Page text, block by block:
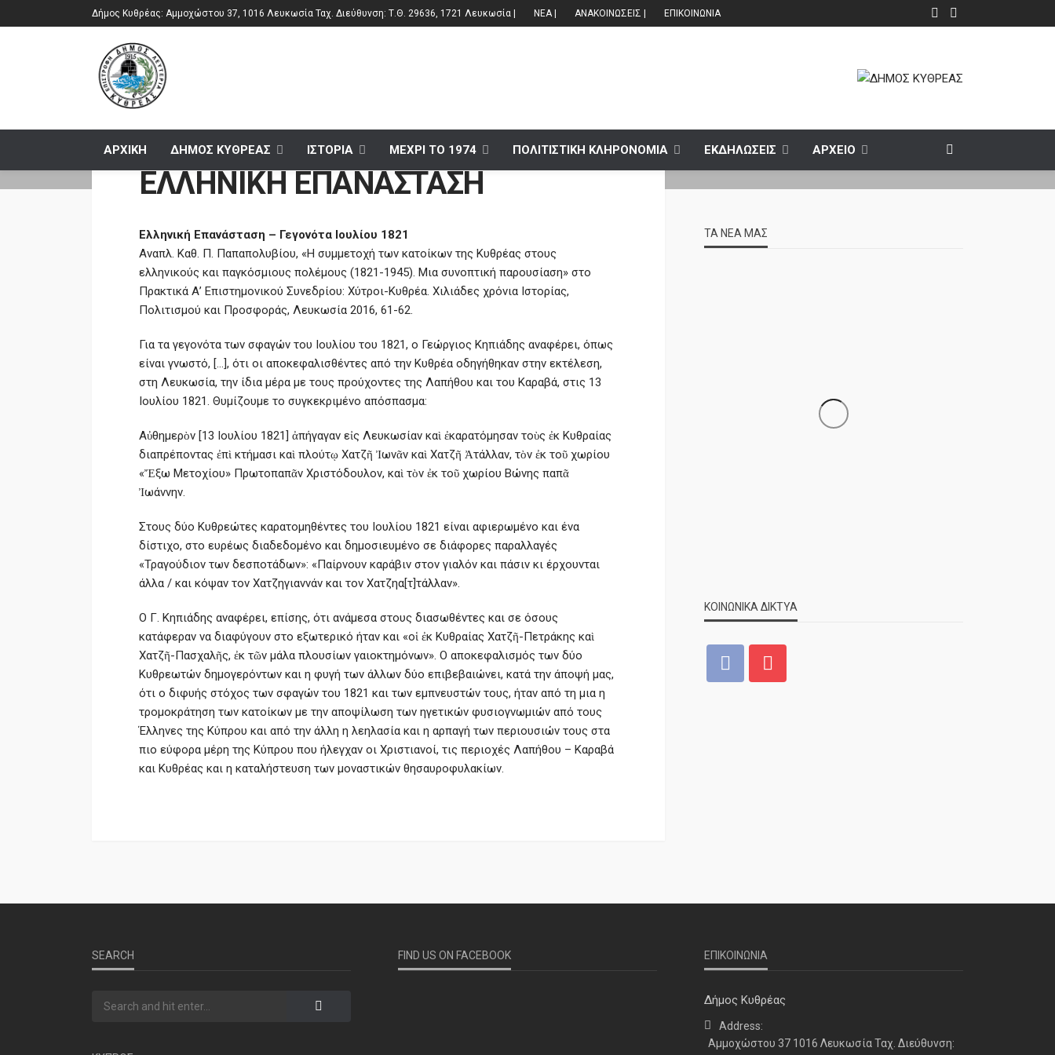
Δήμος Κυθρέας: Αμμοχώστου 37, 1016 Λευκωσία Ταχ. Διεύθυνση: Τ.Θ. 29636, 1721 Λευκωσία | ΝΕΑ | ΑΝΑΚΟΙΝΩΣΕΙΣ | ΕΠΙΚΟΙΝΩΝΙΑ
ΑΡΧΙΚΗ ΔΗΜΟΣ ΚΥΘΡΕΑΣ ΙΣΤΟΡΙΑ ΜΕΧΡΙ ΤΟ 1974 ΠΟΛΙΤΙΣΤΙΚΗ ΚΛΗΡΟΝΟΜΙΑ ΕΚΔΗΛΩΣΕΙΣ ΑΡΧΕΙΟ
ΕΛΛΗΝΙΚΗ ΕΠΑΝΑΣΤΑΣΗ
ΕΛΛΗΝΙΚΗ ΕΠΑΝΑΣΤΑΣΗ
Ελληνική Επανάσταση – Γεγονότα Ιουλίου 1821
Αναπλ. Καθ. Π. Παπαπολυβίου, «Η συμμετοχή των κατοίκων της Κυθρέας στους
ελληνικούς και παγκόσμιους πολέμους (1821-1945). Μια συνοπτική παρουσίαση» στο
Πρακτικά Α’ Επιστημονικού Συνεδρίου: Χύτροι-Κυθρέα. Χιλιάδες χρόνια Ιστορίας,
Πολιτισμού και Προσφοράς, Λευκωσία 2016, 61-62.
Για τα γεγονότα των σφαγών του Ιουλίου του 1821, ο Γεώργιος Κηπιάδης αναφέρει, όπως
είναι γνωστό, […], ότι οι αποκεφαλισθέντες από την Κυθρέα οδηγήθηκαν στην εκτέλεση,
στη Λευκωσία, την ίδια μέρα με τους προύχοντες της Λαπήθου και του Καραβά, στις 13
Ιουλίου 1821. Θυμίζουμε το συγκεκριμένο απόσπασμα:
Αὐθημερὸν [13 Ιουλίου 1821] ἀπήγαγαν εἰς Λευκωσίαν καὶ ἐκαρατόμησαν τοὺς ἐκ Κυθραίας
διαπρέποντας ἐπὶ κτήμασι καὶ πλούτῳ Χατζῆ Ἰωνᾶν καὶ Χατζῆ Ἀτάλλαν, τὸν ἐκ τοῦ χωρίου
«Ἔξω Μετοχίου» Πρωτοπαπᾶν Χριστόδουλον, καὶ τὸν ἐκ τοῦ χωρίου Βώνης παπᾶ
Ἰωάννην.
Στους δύο Κυθρεώτες καρατομηθέντες του Ιουλίου 1821 είναι αφιερωμένο και ένα
δίστιχο, στο ευρέως διαδεδομένο και δημοσιευμένο σε διάφορες παραλλαγές
«Τραγούδιον των δεσποτάδων»: «Παίρνουν καράβιν στον γιαλόν και πάσιν κι έρχουνται
άλλα / και κόψαν τον Χατζηγιαννάν και τον Χατζηα[τ]τάλλαν».
Ο Γ. Κηπιάδης αναφέρει, επίσης, ότι ανάμεσα στους διασωθέντες και σε όσους
κατάφεραν να διαφύγουν στο εξωτερικό ήταν και «οἱ ἐκ Κυθραίας Χατζῆ-Πετράκης καὶ
Χατζῆ-Πασχαλῆς, ἐκ τῶν μάλα πλουσίων γαιοκτημόνων». Ο αποκεφαλισμός των δύο
Κυθρεωτών δημογερόντων και η φυγή των άλλων δύο επιβεβαιώνει, κατά την άποψή μας,
ότι ο διφυής στόχος των σφαγών του 1821 και των εμπνευστών τους, ήταν από τη μια η
τρομοκράτηση των κατοίκων με την αποψίλωση των ηγετικών φυσιογνωμιών από τους
Έλληνες της Κύπρου και από την άλλη η λεηλασία και η αρπαγή των περιουσιών τους στα
πιο εύφορα μέρη της Κύπρου που ήλεγχαν οι Χριστιανοί, τις περιοχές Λαπήθου – Καραβά
και Κυθρέας και η καταλήστευση των μοναστικών θησαυροφυλακίων.
ΤΑ ΝΕΑ ΜΑΣ
ΚΟΙΝΩΝΙΚΑ ΔΙΚΤΥΑ
SEARCH FIND US ON FACEBOOK ΕΠΙΚΟΙΝΩΝΙΑ
Δήμος Κυθρέας
Address:
Αμμοχώστου 37 1016 Λευκωσία Ταχ. Διεύθυνση: